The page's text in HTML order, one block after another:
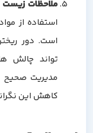
ملاحظات زیست
استفاده از مواد
است. دور ریختن
تواند چالش
مدیریت صحیح
کاهش این